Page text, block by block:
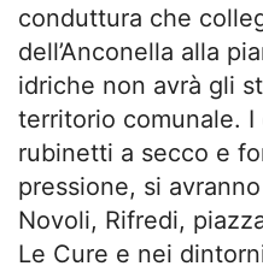
conduttura che
dell’Anconella alla
idriche non avrà gli
territorio comunale.
rubinetti a secco e
pressione, si avranno
Novoli, Rifredi,
Le Cure e nei